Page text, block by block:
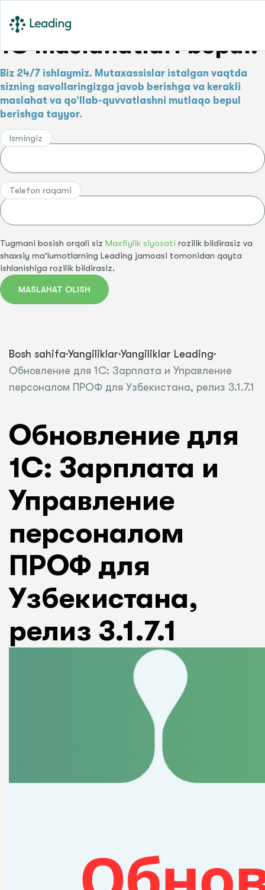
1C maslahatlari bepul!
Biz 24/7 ishlaymiz. Mutaxassislar istalgan vaqtda
sizning savollaringizga javob berishga va kerakli
maslahat va qo‘llab-quvvatlashni mutlaqo bepul
berishga tayyor.
Ismingiz
Telefon raqami
Tugmani bosish orqali siz Maxfiylik siyosati rozilik bildirasiz va
shaxsiy ma'lumotlarning Leading jamoasi tomonidan qayta
ishlanishiga rozilik bildirasiz.
MASLAHAT OLISH
Bosh sahifa Yangiliklar Yangiliklar Leading
Обновление для 1С: Зарплата и Управление
персоналом ПРОФ для Узбекистана, релиз 3.1.7.1
Обновление для
1С: Зарплата и
Управление
персоналом
ПРОФ для
Узбекистана,
релиз 3.1.7.1